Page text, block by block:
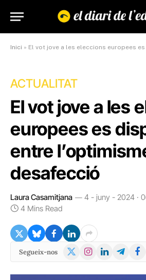
Inici » El vot jove a les eleccions europees es disputa
ACTUALITAT
El vot jove a les
europees es
entre
desafecció
Laura Casamitjana
4 - juny - 2024 ·
4 Mins Read
Segueix-nos
X
Instagram
LinkedInTelegram